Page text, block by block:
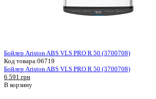
Бойлер Ariston ABS VLS PRO R 50 (3700708)
Код товара:06719
Бойлер Ariston ABS VLS PRO R 50 (3700708)
6 591 грн
В корзину